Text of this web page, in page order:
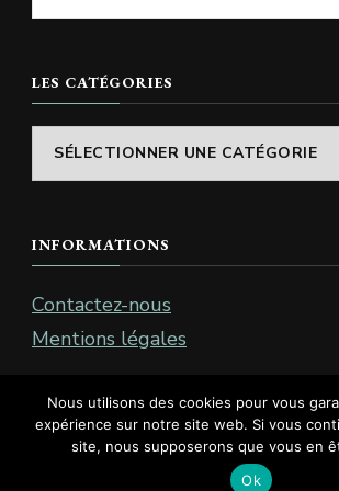
recherchiez
chose
LES CATÉGORIES
Les
catégories
INFORMATIONS
Contactez-nous
Mentions légales
Tous droits reservés.
Nous utilisons des cookies pour vous
expérience sur notre site web. Si vous
site, nous supposerons que vous en
Ok